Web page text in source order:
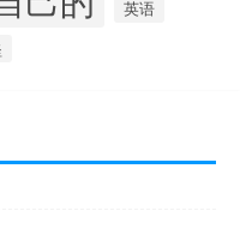
英语